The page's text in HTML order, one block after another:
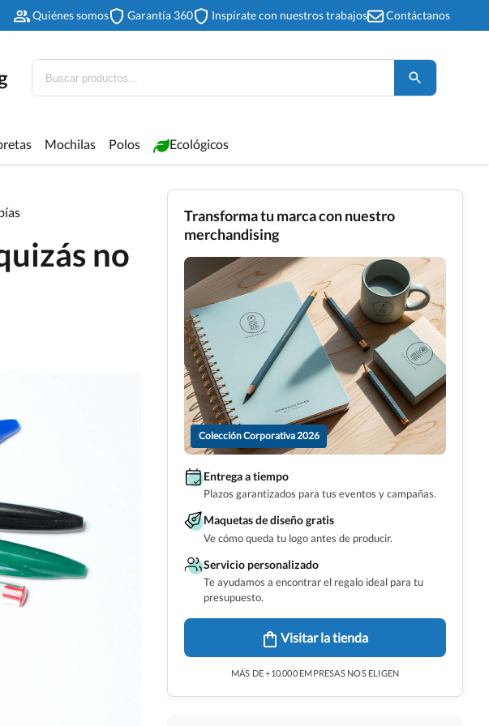
Quiénes somos Garantía 360 Inspírate con nuestros trabajos Contáctanos
Mochilas Polos Ecológicos
no
Transforma tu marca con nuestro
merchandising
Colección Corporativa 2026
Entrega a tiempo
Plazos garantizados para tus eventos y campañas.
Maquetas de diseño gratis
Ve cómo queda tu logo antes de producir.
Servicio personalizado
Te ayudamos a encontrar el regalo ideal para tu
presupuesto.
Visitar la tienda
MÁS DE +10.000 EMPRESAS NOS ELIGEN